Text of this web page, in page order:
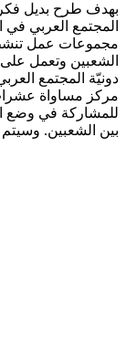
بهدف طرح بديل
المجتمع العربي في
مجموعات عمل
الشعبين وتعمل
دونيّة المجتمع
مركز مساواة
للمشاركة في وضع
بين الشعبين. وسيتم